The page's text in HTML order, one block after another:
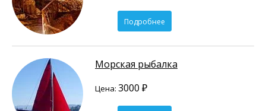
Подробнее
Морская рыбалка
Цена: 3000 ₽